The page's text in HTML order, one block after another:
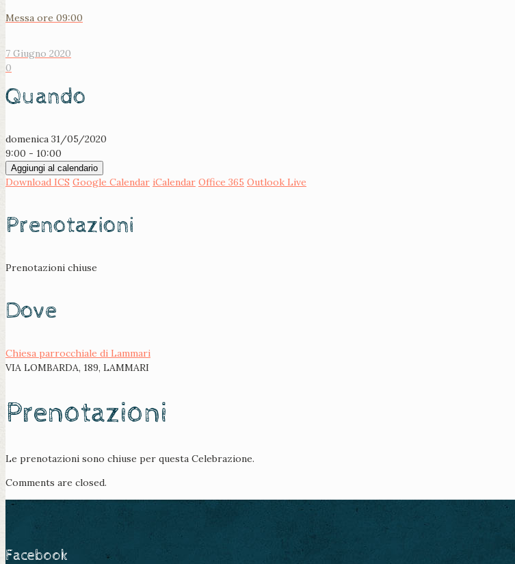
Messa ore 09:00
7 Giugno 2020
0
Quando
domenica 31/05/2020
9:00 - 10:00
Aggiungi al calendario
Download ICS Google Calendar iCalendar Office 365 Outlook Live
Prenotazioni
Prenotazioni chiuse
Dove
Chiesa parrocchiale di Lammari
VIA LOMBARDA, 189, LAMMARI
Prenotazioni
Le prenotazioni sono chiuse per questa Celebrazione.
Comments are closed.
Facebook